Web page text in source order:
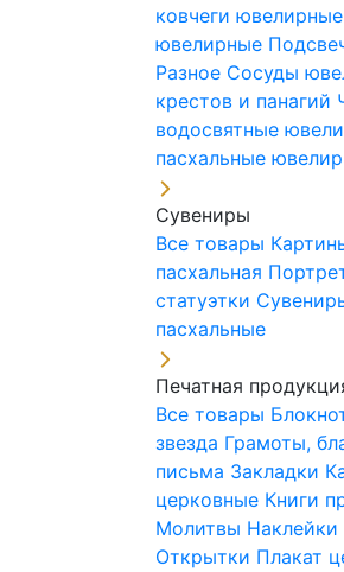
ковчеги ювелирные
ювелирные
Разное Сосуды
крестов и панагий
водосвятные
пасхальные
Сувениры
Все товары
пасхальная
статуэтки
пасхальные
Печатная
Все товары
звезда Грамоты,
письма Закладки
церковные Книги
Молитвы
Открытки Плакат